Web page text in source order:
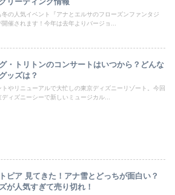
冬の人気イベント『アナとエルサのフローズンファンタジ
開催されます！今年は去年よりバージョ...
・トリトンのコンサートはいつから？どんな
ッズは？
トやリニューアルで大忙しの東京ディズニーリゾート。今回
ディズニーシーで新しいミュージカル...
ピア 見てきた！アナ雪とどっちが面白い？
が人気すぎて売り切れ！